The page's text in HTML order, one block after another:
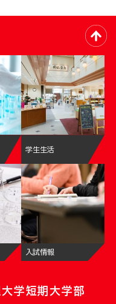
学生生活
入試情報
学短期大学部